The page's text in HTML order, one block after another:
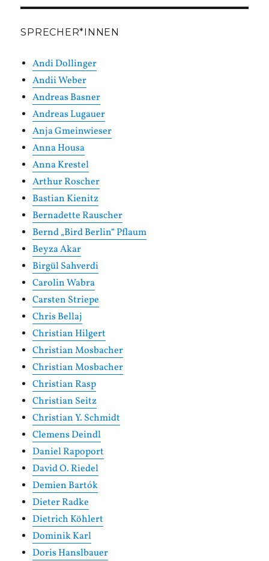
SPRECHER*INNEN
Andi Dollinger
Andii Weber
Andreas Basner
Andreas Lugauer
Anja Gmeinwieser
Anna Housa
Anna Krestel
Arthur Roscher
Bastian Kienitz
Bernadette Rauscher
Bernd „Bird Berlin“ Pflaum
Beyza Akar
Birgül Sahverdi
Carolin Wabra
Carsten Striepe
Chris Bellaj
Christian Hilgert
Christian Mosbacher
Christian Mosbacher
Christian Rasp
Christian Seitz
Christian Y. Schmidt
Clemens Deindl
Daniel Rapoport
David O. Riedel
Demien Bartók
Dieter Radke
Dietrich Köhlert
Dominik Karl
Doris Hanslbauer